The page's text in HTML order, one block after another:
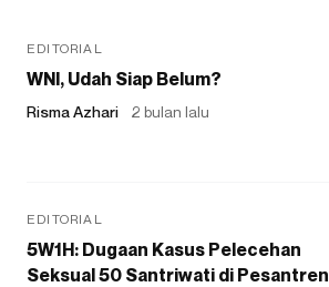
EDITORIAL
WNI, Udah Siap Belum?
Risma Azhari 2 bulan lalu
EDITORIAL
5W1H: Dugaan Kasus Pelecehan
Seksual 50 Santriwati di Pesantren